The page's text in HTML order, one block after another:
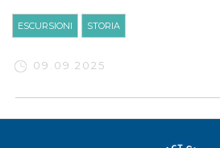
ESCURSIONI STORIA
09.09.2025